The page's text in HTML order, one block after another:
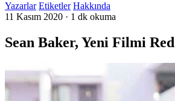
Yazarlar Etiketler Hakkında
11 Kasım 2020 · 1 dk okuma
Sean Baker, Yeni Filmi